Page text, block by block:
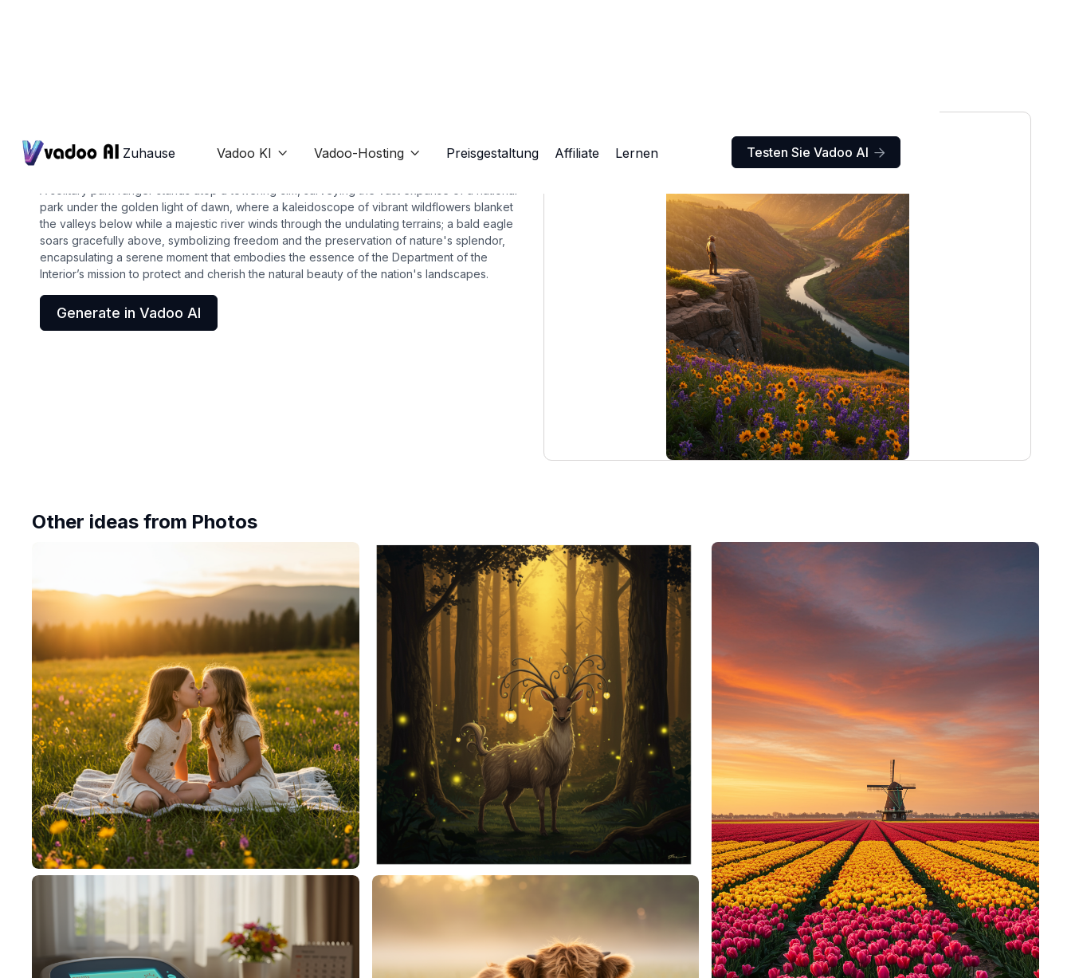
Zuhause Vadoo KI  Vadoo-Hosting  Preisgestaltung Affiliate Lernen Testen Sie Vadoo AI 
department of the interior
park under the golden light of dawn, where a kaleidoscope of vibrant wildflowers blanket
the valleys below while a majestic river winds through the undulating terrains; a bald eagle
soars gracefully above, symbolizing freedom and the preservation of nature's splendor,
encapsulating a serene moment that embodies the essence of the Department of the
Interior’s mission to protect and cherish the natural beauty of the nation's landscapes.
Generate in Vadoo AI
Other ideas from Photos